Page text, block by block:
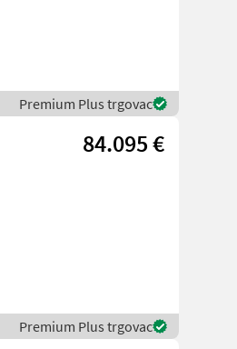
Premium Plus trgovac
84.095 €
Premium Plus trgovac